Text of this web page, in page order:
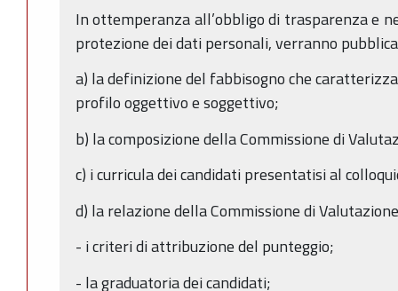
In ottemperanza all’obbligo di trasparenza e
protezione dei dati personali, verranno
a) la definizione del fabbisogno che
profilo oggettivo e soggettivo;
b) la composizione della Commissione di
c) i curricula dei candidati presentatisi al
d) la relazione della Commissione di
- i criteri di attribuzione del punteggio;
- la graduatoria dei candidati;